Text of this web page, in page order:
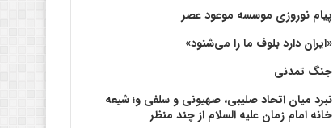
پیام نوروزی موسسه موعود عصر
«ایران دارد بلوف ما را می‌شنود»
جنگ تمدنی
نبرد میان اتحاد صلیبی، صهیونی و سلفی و؛ شیعه
خانه امام زمان علیه السلام از چند منظر